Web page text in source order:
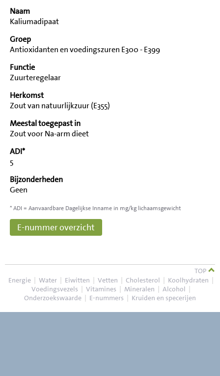
Naam
Kaliumadipaat
Groep
Antioxidanten en voedingszuren E300 - E399
Functie
Zuurteregelaar
Herkomst
Zout van natuurlijkzuur (E355)
Meestal toegepast in
Zout voor Na-arm dieet
ADI*
5
Bijzonderheden
Geen
* ADI = Aanvaardbare Dagelijkse Inname in mg/kg lichaamsgewicht
E-nummer overzicht
TOP
Energie | Water | Eiwitten | Vetten | Cholesterol | Koolhydraten |
Voedingsvezels | Vitamines | Mineralen | Alcohol |
Onderzoekswaarde | E-nummers | Kruiden en specerijen